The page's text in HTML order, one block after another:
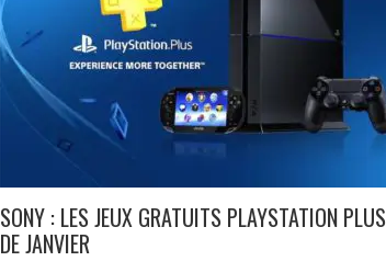
SONY : LES JEUX GRATUITS PLAYSTATION PLUS
DE JANVIER